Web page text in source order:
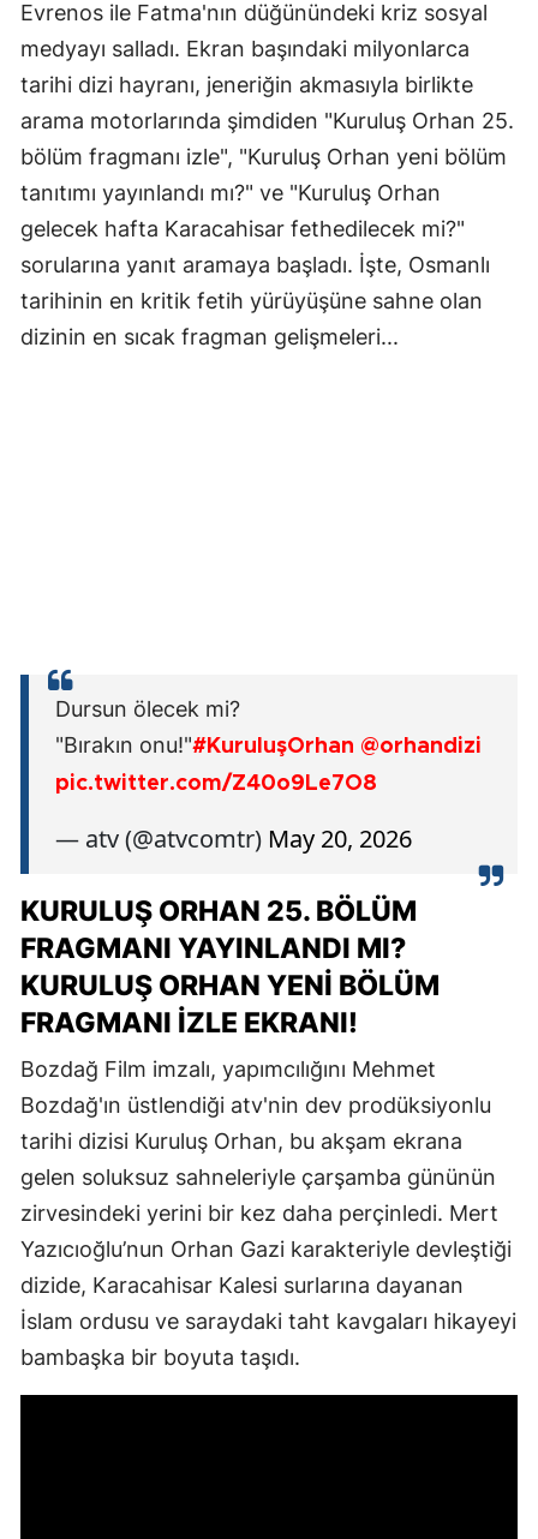
Evrenos ile Fatma'nın düğünündeki kriz sosyal
medyayı salladı. Ekran başındaki milyonlarca
tarihi dizi hayranı, jeneriğin akmasıyla birlikte
arama motorlarında şimdiden "Kuruluş Orhan 25.
bölüm fragmanı izle", "Kuruluş Orhan yeni bölüm
tanıtımı yayınlandı mı?" ve "Kuruluş Orhan
gelecek hafta Karacahisar fethedilecek mi?"
sorularına yanıt aramaya başladı. İşte, Osmanlı
tarihinin en kritik fetih yürüyüşüne sahne olan
dizinin en sıcak fragman gelişmeleri...
Dursun ölecek mi?
"Bırakın onu!"#KuruluşOrhan @orhandizi
pic.twitter.com/Z40o9Le7O8
— atv (@atvcomtr) May 20, 2026
KURULUŞ ORHAN 25. BÖLÜM
FRAGMANI YAYINLANDI MI?
KURULUŞ ORHAN YENI BÖLÜM
FRAGMANI İZLE EKRANI!
Bozdağ Film imzalı, yapımcılığını Mehmet
Bozdağ'ın üstlendiği atv'nin dev prodüksiyonlu
tarihi dizisi Kuruluş Orhan, bu akşam ekrana
gelen soluksuz sahneleriyle çarşamba gününün
zirvesindeki yerini bir kez daha perçinledi. Mert
Yazıcıoğlu’nun Orhan Gazi karakteriyle devleştiği
dizide, Karacahisar Kalesi surlarına dayanan
İslam ordusu ve saraydaki taht kavgaları hikayeyi
bambaşka bir boyuta taşıdı.